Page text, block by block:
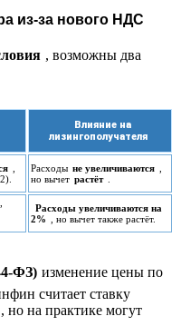
из-за нового НДС
, возможны два
Влияние на
лизингополучателя
Расходы не увеличиваются
но вычет растёт
Расходы увеличиваются на
2%
, но вычет также растёт.
ФЗ) изменение цены по
считает ставку
, но на практике могут